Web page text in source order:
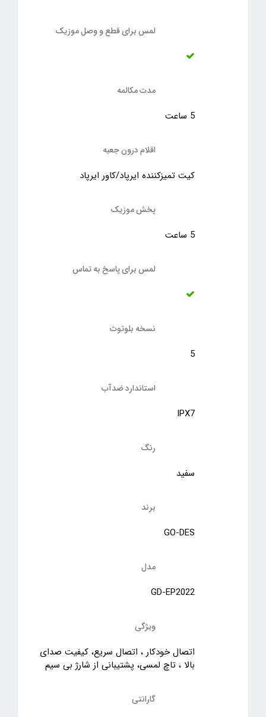
لمس برای قطع و وصل موزیک
مدت مکالمه
5 ساعت
اقلام درون جعبه
کیت تمیزکننده ایرپاد/کاور ایرپاد
پخش موزیک
5 ساعت
لمس برای پاسخ به تماس
نسخه بلوتوث
5
استاندارد ضدآب
IPX7
رنگ
سفید
برند
GO-DES
مدل
GD-EP2022
ویژگی
اتصال خودکار ، اتصال سریع، کیفیت صدای
بالا ، تاچ لمسی، پشتیبانی از شارژ بی سیم
گارانتی